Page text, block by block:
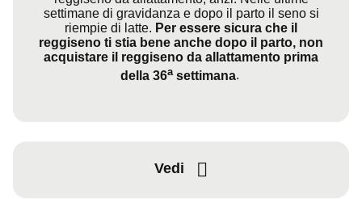
settimane di gravidanza e dopo il parto il seno si
riempie di latte. Per essere sicura che il
reggiseno ti stia bene anche dopo il parto, non
acquistare il reggiseno da allattamento prima
della 36asettimana.
Vedi